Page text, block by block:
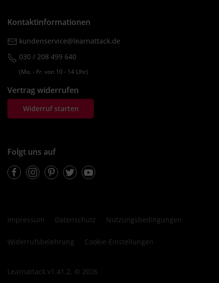
Kontaktinformationen
kundenservice@learnattack.de
030 / 208 499 640
(Mo. ‐ Fr. von 10 ‐ 14 Uhr)
Vertrag widerrufen
Widerruf starten
Folgt uns auf
FacebookInstagramPinterestTwitterYoutube
Impressum Datenschutz Nutzungsbedingungen
Widerrufsbelehrung Cookie-Einstellungen
Learnattack v1.41.2, © 2026